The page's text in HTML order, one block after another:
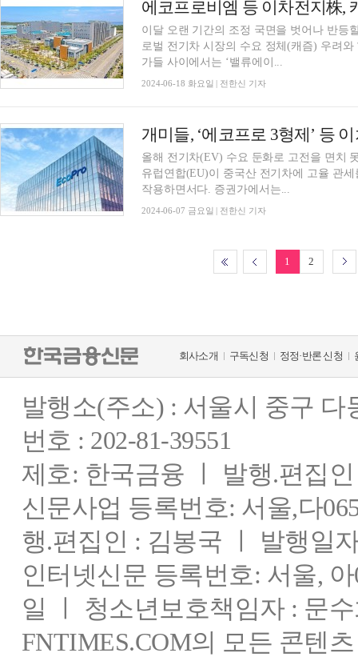
이달 오랜 기간의 조정 국면을 벗어나 반등
로벌 전기차 시장의 수요 정체(캐즘) 우려
가들 사이에서는 ‘밸류에이...
2024-06-18 화요일 | 전한신 기자
올해 전기차(EV) 수요 둔화로 고전을 면치
유럽연합(EU)이 중국산 전기차에 고율 관
작용하면서다. 증권가에서는...
2024-06-07 금요일 | 전한신 기자
1 2
회사소개 구독신청 정정·반론 신청
발행소(주소) : 서울시 중구
번호 : 202-81-39551
제호: 한국금융 ㅣ 발행.편집
신문사업 등록번호: 서울,다
행.편집인 : 김봉국 ㅣ 발행일
인터넷신문 등록번호: 서울,
일 ㅣ 청소년보호책임자 : 문
FNTIMES.COM의 모든 콘텐